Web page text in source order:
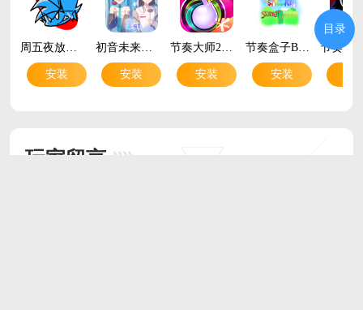
周五夜放克伪人模组手机版(Friday Night Funkin)v0.2.7 安卓版
安装
初音未来缤纷舞台官方下载最新版v6.0.0 安卓版
安装
节奏大师2026最新版本v2.9.17.29175 安卓版
安装
节奏盒子BoringSummer模组版安装包v1.0 最新版
安装
玩家留言
目录